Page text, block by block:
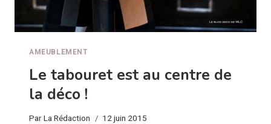
AMEUBLEMENT
Le tabouret est au centre de
la déco !
ParLa Rédaction 12 juin 2015